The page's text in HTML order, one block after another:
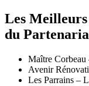
Les
du
Maître Corbeau
Avenir
Les Parrains –